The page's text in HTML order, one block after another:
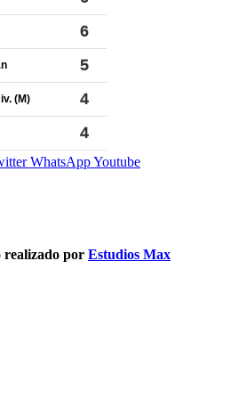
WhatsAppYoutube
realizado por Estudios Max